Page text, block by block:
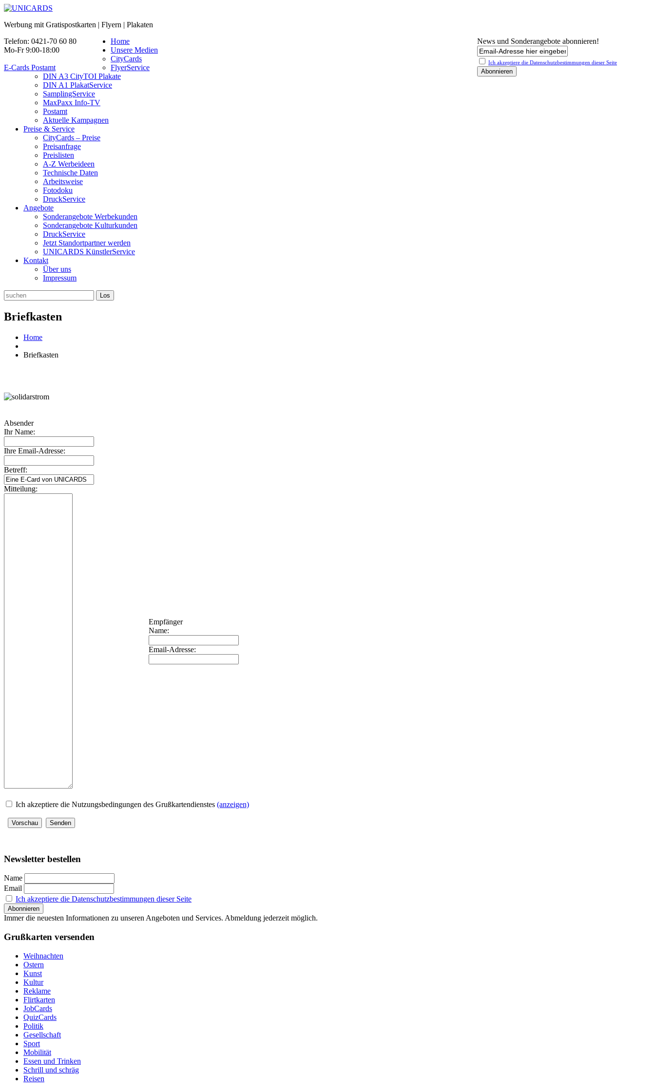
Werbung mit Gratispostkarten | Flyern | Plakaten
Telefon: 0421-70 60 80
Mo-Fr 9:00-18:00
E-Cards Postamt
News und Sonderangebote abonnieren!
Ich akzeptiere die Datenschutz­bestimmungen dieser Seite
Home
Unsere Medien
CityCards
FlyerService
DIN A3 CityTOI Plakate
DIN A1 PlakatService
SamplingService
MaxPaxx Info-TV
Postamt
Aktuelle Kampagnen
Preise & Service
CityCards – Preise
Preisanfrage
Preislisten
A-Z Werbeideen
Technische Daten
Arbeitsweise
Fotodoku
DruckService
Angebote
Sonderangebote Werbekunden
Sonderangebote Kulturkunden
DruckService
Jetzt Standortpartner werden
UNICARDS KünstlerService
Kontakt
Über uns
Impressum
Briefkasten
Home
Briefkasten
Absender
Ihr Name:
Ihre Email-Adresse:
Betreff:
Mitteilung:
Empfänger
Name:
Email-Adresse:
Ich akzeptiere die Nutzungsbedingungen des Grußkartendienstes (anzeigen)
Newsletter bestellen
Name
Email
Ich akzeptiere die Datenschutzbestimmungen dieser Seite
Immer die neuesten Informationen zu unseren Angeboten und Services. Abmeldung jederzeit möglich.
Grußkarten versenden
Weihnachten
Ostern
Kunst
Kultur
Reklame
Flirtkarten
JobCards
QuizCards
Politik
Gesellschaft
Sport
Mobilität
Essen und Trinken
Schrill und schräg
Reisen